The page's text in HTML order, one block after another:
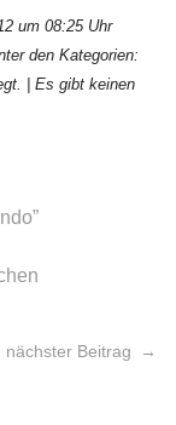
um 08:25 Uhr
den Kategorien:
| Es gibt keinen
nächster Beitrag